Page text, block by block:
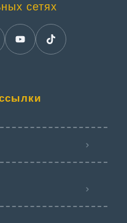
сетях